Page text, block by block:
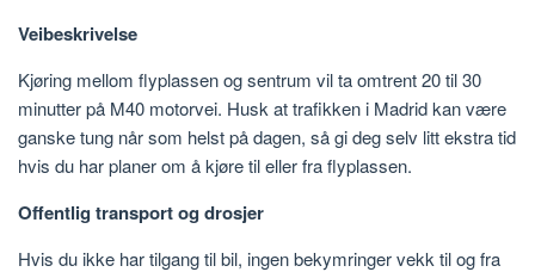
Veibeskrivelse
Kjøring mellom flyplassen og sentrum vil ta omtrent 20 til 30
minutter på M40 motorvei. Husk at trafikken i Madrid kan være
ganske tung når som helst på dagen, så gi deg selv litt ekstra tid
hvis du har planer om å kjøre til eller fra flyplassen.
Offentlig transport og drosjer
Hvis du ikke har tilgang til bil, ingen bekymringer vekk til og fra